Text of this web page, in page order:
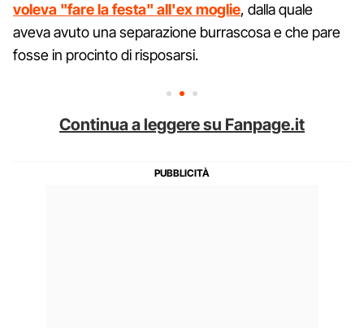
voleva "fare la festa" all'ex moglie, dalla quale
aveva avuto una separazione burrascosa e che pare
fosse in procinto di risposarsi.
Continua a leggere su Fanpage.it